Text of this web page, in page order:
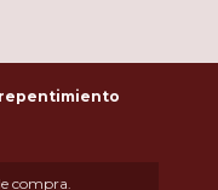
compra.